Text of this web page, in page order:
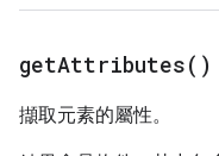
getAttributes( )
擷取元素的屬性。